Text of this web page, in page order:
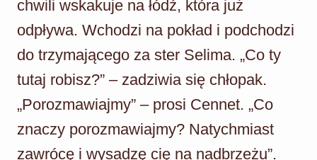
chwili wskakuje na łódź, która już
odpływa. Wchodzi na pokład i podchodzi
do trzymającego za ster Selima. „Co ty
tutaj robisz?” – zadziwia się chłopak.
„Porozmawiajmy” – prosi Cennet. „Co
znaczy porozmawiajmy? Natychmiast
zawrócę i wysadzę cię na nadbrzeżu”.